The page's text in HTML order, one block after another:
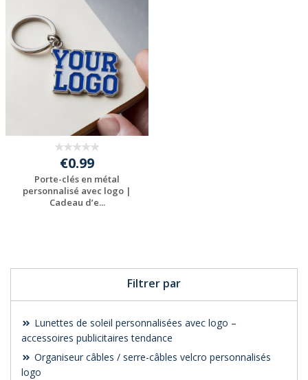
Filtrer par
Lunettes de soleil personnalisées avec logo –
accessoires publicitaires tendance
Organiseur câbles / serre-câbles velcro personnalisés
logo
Personnaliser avec
votre logo
€0.99
Porte-clés en métal
personnalisé avec logo |
Cadeau d’e...